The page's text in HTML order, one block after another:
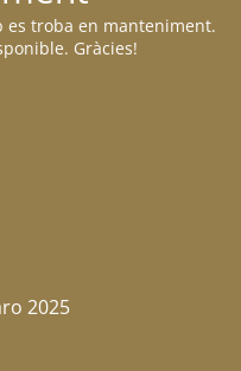
es troba en manteniment.
Gràcies!
2025